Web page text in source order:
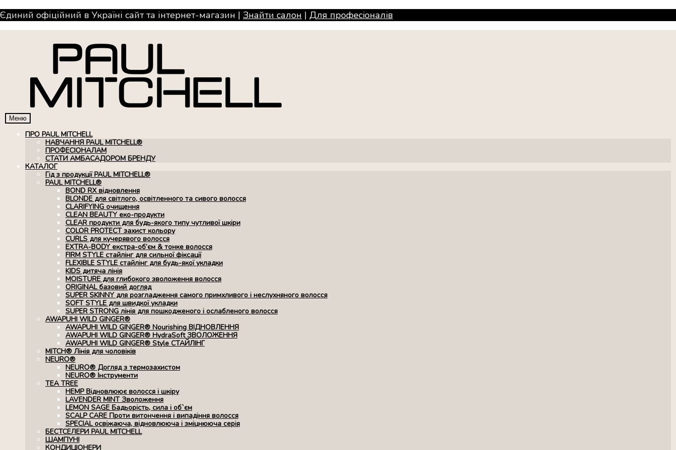
Єдиний офіційний в Україні сайт та інтернет-магазин | Знайти салон | Для професiоналiв
Меню
ПРО PAUL MITCHELL
НАВЧАННЯ PAUL MITCHELL®
ПРОФЕСІОНАЛАМ
СТАТИ АМБАСАДОРОМ БРЕНДУ
КАТАЛОГ
Гід з продукції PAUL MITCHELL®
PAUL MITCHELL®
BOND RX вiдновлення
BLONDE для світлого, освітленного та сивого волосся
CLARIFYING очищення
CLEAN BEAUTY еко-продукти
CLEAR продукти для будь-якого типу чутливої шкіри
COLOR PROTECT захист кольору
CURLS для кучерявого волосся
EXTRA-BODY екстра-об’єм & тонке волосся
FIRM STYLE стайлінг для сильної фіксації
FLEXIBLE STYLE стайлінг для будь-якої укладки
KIDS дитяча лінія
MOISTURE для глибокого зволоження волосся
ORIGINAL базовий догляд
SUPER SKINNY для розгладження самого примхливого і неслухняного волосся
SOFT STYLE для швидкої укладки
SUPER STRONG лінія для пошкодженого і ослабленого волосся
AWAPUHI WILD GINGER®
AWAPUHI WILD GINGER® Nourishing ВІДНОВЛЕННЯ
AWAPUHI WILD GINGER® HydraSoft ЗВОЛОЖЕННЯ
AWAPUHI WILD GINGER® Style СТАЙЛІНГ
MITCH® Лінія для чоловіків
NEURO®
NEURO® Догляд з термозахистом
NEURO® Інструменти
TEA TREE
HEMP Відновлюює волосся і шкіру
LAVENDER MINT Зволоження
LEMON SAGE Бадьорість, сила і об`єм
SCALP CARE Проти витончення і випадіння волосся
SPECIAL освіжаюча, відновлююча і зміцнююча серія
БЕСТСЕЛЕРИ PAUL MITCHELL
ШАМПУНІ
КОНДИЦІОНЕРИ